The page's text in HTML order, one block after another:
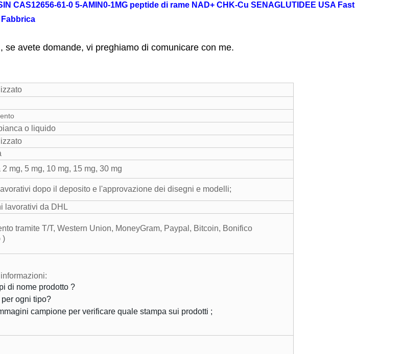
CAS12656-61-0 5-AMIN0-1MG peptide di rame NAD+ CHK-Cu SENAGLUTIDEE USA Fast
avete domande, vi preghiamo di comunicare con me.
o liquido
2 mg, 5 mg, 10 mg, 15 mg, 30 mg
dopo il deposito e l'approvazione dei disegni e modelli;
lavorativi da DHL
tramite T/T, Western Union, MoneyGram, Paypal, Bitcoin, Bonifico
)
di nome prodotto ?
ogni tipo?
campione per verificare quale stampa sui prodotti ;